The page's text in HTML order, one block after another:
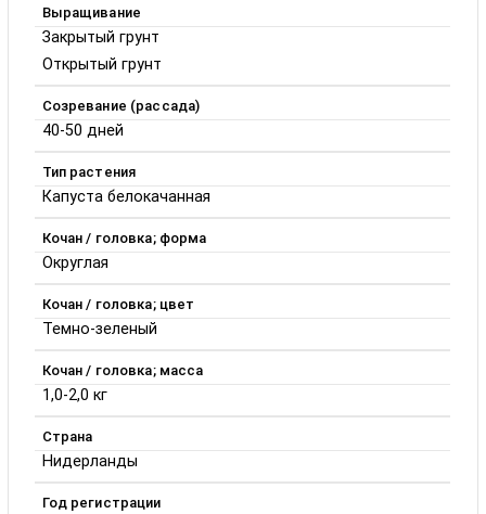
Выращивание
Закрытый грунт
Открытый грунт
Созревание (рассада)
40-50 дней
Тип растения
Капуста белокачанная
Кочан / головка; форма
Округлая
Кочан / головка; цвет
Темно-зеленый
Кочан / головка; масса
1,0-2,0 кг
Страна
Нидерланды
Год регистрации